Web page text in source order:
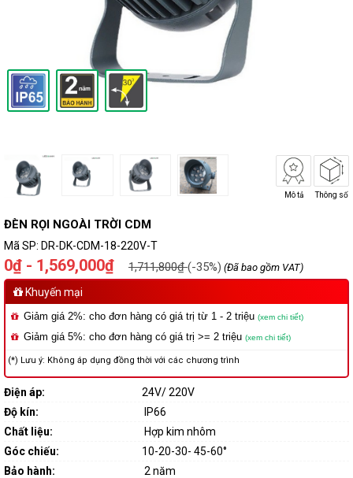
Mô tả Thông số
ĐÈN RỌI NGOÀI TRỜI CDM
Mã SP: DR-DK-CDM-18-220V-T
0₫ - 1,569,000₫ 1,711,800₫(-35%) (Đã bao gồm VAT)
Khuyến mại
Giảm giá 2%: cho đơn hàng có giá trị từ 1 - 2 triệu (xem chi tiết)
Giảm giá 5%: cho đơn hàng có giá trị >= 2 triệu (xem chi tiết)
(*) Lưu ý: Không áp dụng đồng thời với các chương trình
Điện áp:
24V/ 220V
Độ kín:
IP66
Chất liệu:
Hợp kim nhôm
Góc chiếu:
10-20-30- 45-60°
Bảo hành:
2 năm